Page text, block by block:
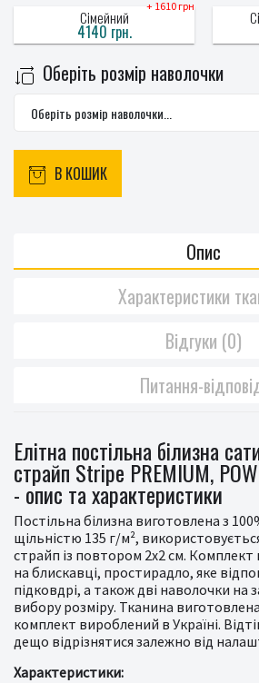
+ 1610 грн
Сімейний
4140 грн.
Оберіть розмір наволочки
Оберіть розмір наволочки...
В КОШИК
Опис
Характеристики
Відгуки (0)
Питання-
Елітна постільна білизна
страйп Stripe PREMIUM,
- опис та характеристики
Постільна білизна виготовлена з
щільністю 135 г/м²,
страйп із повтором 2x2 см. Комплект
на блискавці, простирадло, яке
підковдрі, а також дві наволочки на
вибору розміру. Тканина
комплект вироблений в Україні.
дещо відрізнятися залежно від
Характеристики: